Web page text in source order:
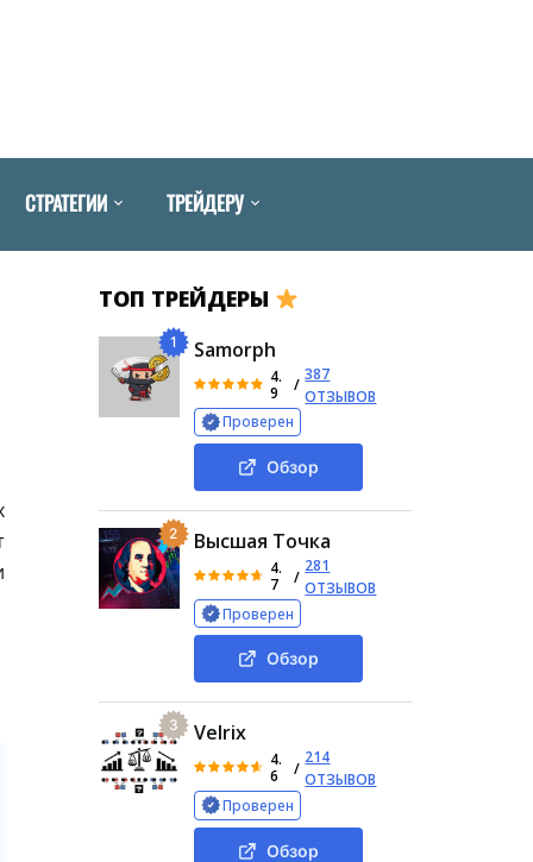
СТРАТЕГИИ ТРЕЙДЕРУ
ТОП ТРЕЙДЕРЫ
1 Samorph
4.
9
/
387
ОТЗЫВОВ
Проверен
Обзор
2 Высшая Точка
4.
7
/
281
ОТЗЫВОВ
Проверен
Обзор
3 Velrix
4.
6
/
214
ОТЗЫВОВ
Проверен
Обзор